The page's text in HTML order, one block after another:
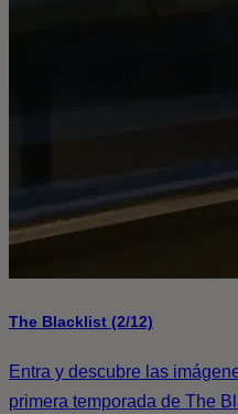
The Blacklist (2/12)
Entra y descubre las
primera temporada de The